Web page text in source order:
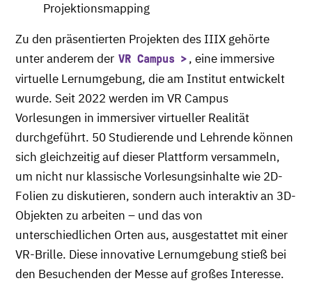
Projektionsmapping
Zu den präsentierten Projekten des IIIX gehörte
unter anderem der VR Campus
, eine immersive
virtuelle Lernumgebung, die am Institut entwickelt
wurde. Seit 2022 werden im VR Campus
Vorlesungen in immersiver virtueller Realität
durchgeführt. 50 Studierende und Lehrende können
sich gleichzeitig auf dieser Plattform versammeln,
um nicht nur klassische Vorlesungsinhalte wie 2D-
Folien zu diskutieren, sondern auch interaktiv an 3D-
Objekten zu arbeiten – und das von
unterschiedlichen Orten aus, ausgestattet mit einer
VR-Brille. Diese innovative Lernumgebung stieß bei
den Besuchenden der Messe auf großes Interesse.